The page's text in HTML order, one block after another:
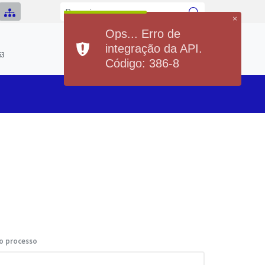
Previsão do Tempo
Hoje
Min20°Max37°
Sábado
Min 20°
processo
×
Ops... Erro de
integração da API.
Código: 386-8